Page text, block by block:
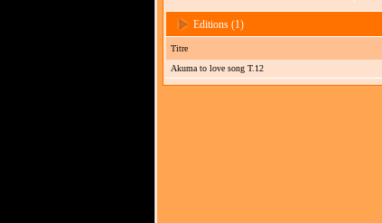
Editions (1)
Titre
Akuma to love song T.12